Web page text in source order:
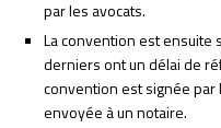
par les avocats.
La convention est ensuite
derniers ont un délai de
convention est signée par
envoyée à un notaire.